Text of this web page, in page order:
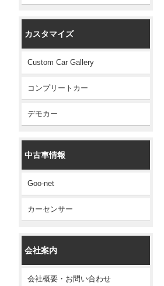
カスタマイズ
Custom Car Gallery
コンプリートカー
デモカー
中古車情報
Goo-net
カーセンサー
会社案内
会社概要・お問い合わせ